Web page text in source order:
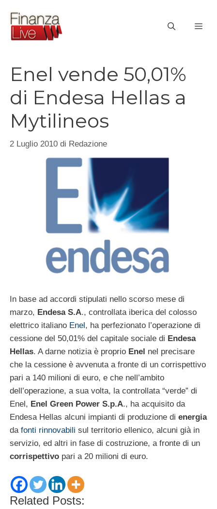
contenuto
Enel vende 50,01%
di Endesa Hellas a
Mytilineos
2 Luglio 2010 di Redazione
In base ad accordi stipulati nello scorso mese di
marzo, Endesa S.A., controllata iberica del colosso
elettrico italiano Enel, ha perfezionato l’operazione di
cessione del 50,01% del capitale sociale di Endesa
Hellas. A darne notizia è proprio Enel nel precisare
che la cessione è avvenuta a fronte di un corrispettivo
pari a 140 milioni di euro, e che nell’ambito
dell’operazione, a sua volta, la controllata “verde” di
Enel, Enel Green Power S.p.A., ha acquisito da
Endesa Hellas alcuni impianti di produzione di energia
da fonti rinnovabili sul territorio ellenico, alcuni già in
servizio, ed altri in fase di costruzione, a fronte di un
corrispettivo pari a 20 milioni di euro.
Related Posts: